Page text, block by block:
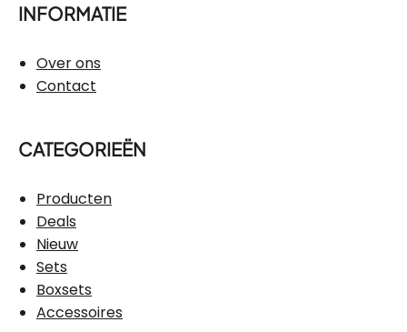
INFORMATIE
Over ons
Contact
CATEGORIEËN
Producten
Deals
Nieuw
Sets
Boxsets
Accessoires